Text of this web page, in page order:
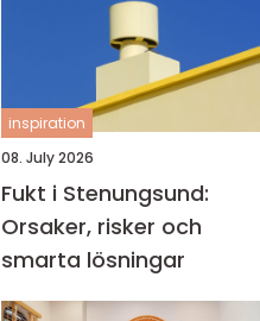
inspiration
08. July 2026
Fukt i Stenungsund:
Orsaker, risker och
smarta lösningar